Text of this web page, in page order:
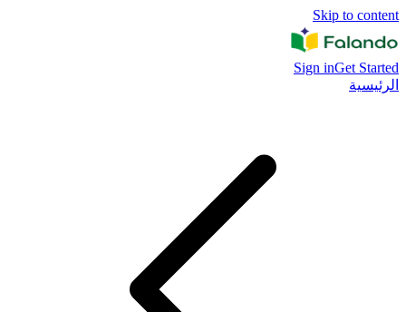
Skip to content
Sign inGet Started
الرئيسية